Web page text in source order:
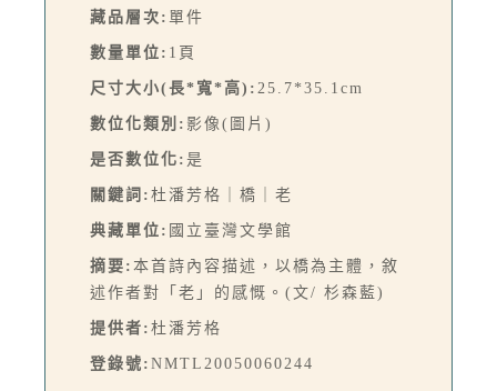
藏品層次: 單件
數量單位: 1頁
尺寸大小(長*寬*高): 25.7*35.1cm
數位化類別: 影像(圖片)
是否數位化: 是
關鍵詞: 杜潘芳格｜橋｜老
典藏單位: 國立臺灣文學館
摘要: 本首詩內容描述，以橋為主體，敘
述作者對「老」的感慨。(文/ 杉森藍)
提供者: 杜潘芳格
登錄號: NMTL20050060244